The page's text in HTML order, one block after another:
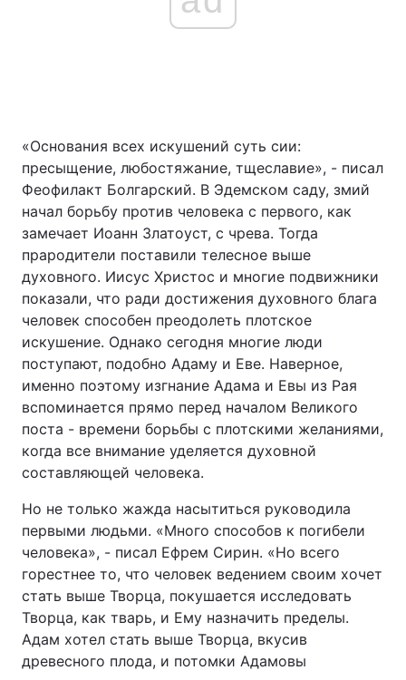
«Основания всех искушений суть сии:
пресыщение, любостяжание, тщеславие», - писал
Феофилакт Болгарский. В Эдемском саду, змий
начал борьбу против человека с первого, как
замечает Иоанн Златоуст, с чрева. Тогда
прародители поставили телесное выше
духовного. Иисус Христос и многие подвижники
показали, что ради достижения духовного блага
человек способен преодолеть плотское
искушение. Однако сегодня многие люди
поступают, подобно Адаму и Еве. Наверное,
именно поэтому изгнание Адама и Евы из Рая
вспоминается прямо перед началом Великого
поста - времени борьбы с плотскими желаниями,
когда все внимание уделяется духовной
составляющей человека.
Но не только жажда насытиться руководила
первыми людьми. «Много способов к погибели
человека», - писал Ефрем Сирин. «Но всего
горестнее то, что человек ведением своим хочет
стать выше Творца, покушается исследовать
Творца, как тварь, и Ему назначить пределы.
Адам хотел стать выше Творца, вкусив
древесного плода, и потомки Адамовы